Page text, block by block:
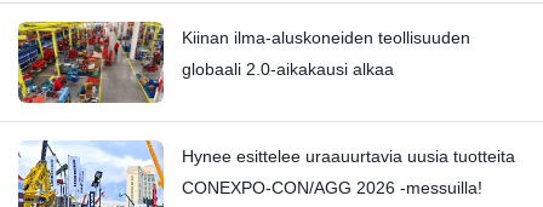
Kiinan ilma-aluskoneiden teollisuuden
globaali 2.0-aikakausi alkaa
Hynee esittelee uraauurtavia uusia tuotteita
CONEXPO-CON/AGG 2026 -messuilla!